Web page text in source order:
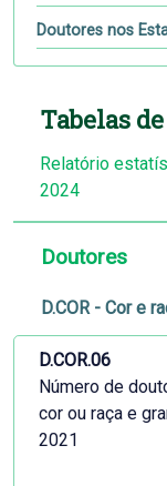
Doutores nos
Tabelas
Relatório
2024
Doutores
D.COR - Cor e
D.COR.06
Número de
cor ou raça e
2021